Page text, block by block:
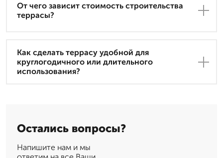
От чего зависит стоимость строительства
террасы?
Как сделать террасу удобной для
круглогодичного или длительного
использования?
Остались вопросы?
Напишите нам и мы